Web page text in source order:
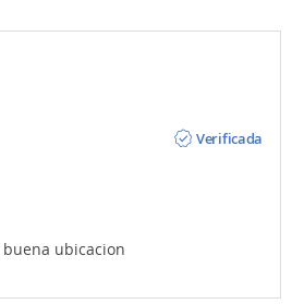
Verificada
ubicacion